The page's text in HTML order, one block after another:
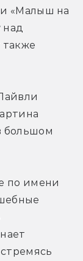
«Малыш на
над
большом
по имени